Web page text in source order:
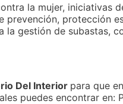
la mujer, iniciativas
prevención, protección
la gestión de
Del Interior para que
puedes encontrar en: